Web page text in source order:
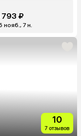
793 ₽
нояб., 7 н.
10
7 отзывов